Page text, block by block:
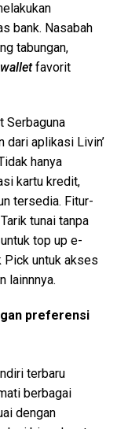
bank. Nasabah
tabungan,
favorit
Serbaguna
dari aplikasi Livin’
hanya
kartu kredit,
tersedia. Fitur-
tunai tanpa
top up e-
Pick untuk akses
lainnnya.
preferensi
terbaru
berbagai
dengan